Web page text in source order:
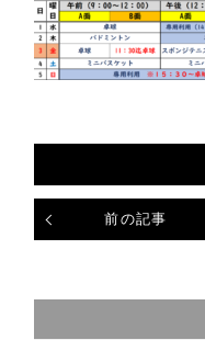
前の記事